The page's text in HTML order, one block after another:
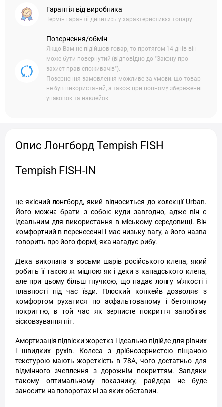
Гарантія від виробника
Термін гарантії дивитись у характеристиках товару
Повернення/обмін
Якщо Вам не підійшов товар, то протягом 14 днів він
може бути повернутий (відповідно до "Закону про
захист прав споживачів").
Повернення замовлення можливе за умови, що товар
не був використаний, а також при повному збереженні
упаковок та наклейок.
Опис Лонгборд Tempish FISH
Tempish FISH-IN
це якісний лонгборд, який відноситься до колекції Urban.
Його можна брати з собою куди завгодно, адже він є
ідеальним для використання в міському середовищі. Він
комфортний в перенесенні і має низьку вагу, а його назва
говорить про його формі, яка нагадує рибу.
Дека виконана з восьми шарів російського клена, який
робить її такою ж міцною як і деки з канадського клена,
але при цьому більш гнучкою, що надає лонгу м'якості і
плавності під час їзди. Плоский конкейв дозволяє з
комфортом рухатися по асфальтованому і бетонному
покриттю, в той час як зернисте покриття запобігає
зісковзування ніг.
Амортизація підвіски жорстка і ідеально підійде для рівних
і швидких рухів. Колеса з дрібнозернистою піщаною
текстурою мають жорсткість в 78А, чого достатньо для
відмінного зчеплення з дорожнім покриттям. Завдяки
такому оптимальному показнику, райдера не буде
заносити на поворотах ні за яких обставин.